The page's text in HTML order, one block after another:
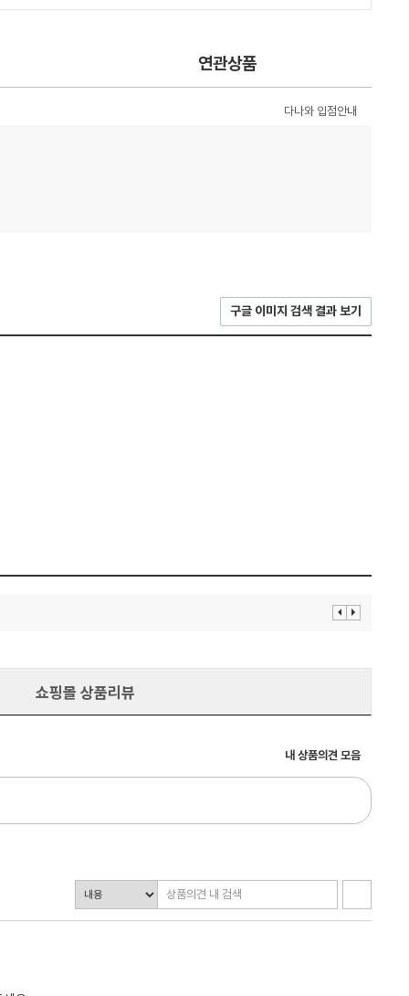
연관상품
다나와 입점안내
구글 이미지 검색 결과 보기
이 다
쇼핑몰 상품리뷰
내 상품의견 모음